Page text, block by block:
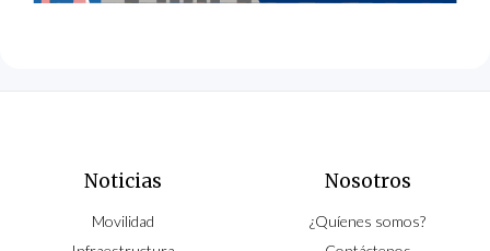
Noticias
Movilidad
Nosotros
¿Quíenes somos?